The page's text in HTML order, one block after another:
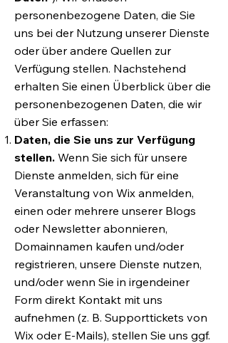
personenbezogene Daten, die Sie
uns bei der Nutzung unserer Dienste
oder über andere Quellen zur
Verfügung stellen. Nachstehend
erhalten Sie einen Überblick über die
personenbezogenen Daten, die wir
über Sie erfassen:
Daten, die Sie uns zur Verfügung
stellen. Wenn Sie sich für unsere
Dienste anmelden, sich für eine
Veranstaltung von Wix anmelden,
einen oder mehrere unserer Blogs
oder Newsletter abonnieren,
Domainnamen kaufen und/oder
registrieren, unsere Dienste nutzen,
und/oder wenn Sie in irgendeiner
Form direkt Kontakt mit uns
aufnehmen (z. B. Supporttickets von
Wix oder E-Mails), stellen Sie uns ggf.